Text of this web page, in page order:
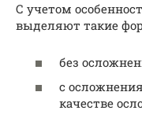
С учетом
выделяют такие
без
с
качестве